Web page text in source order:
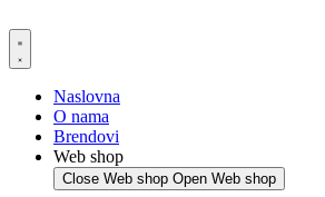
to
content
Naslovna
O nama
Brendovi
Web shop
Close Web shop Open Web shop